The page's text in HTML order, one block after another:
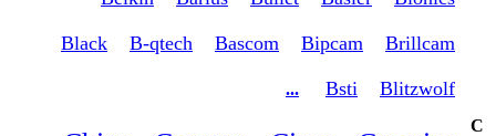
Brillcam
Bipcam
Bascom
B-qtech
Black
Blitzwolf
Bsti
...
C